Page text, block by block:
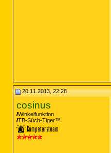
20.11.2013, 22:28
cosinus
Winkelfunktion
TB-Süch-Tiger™